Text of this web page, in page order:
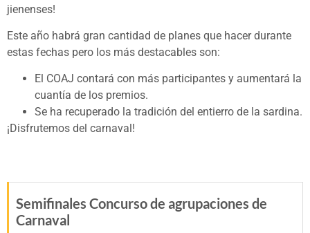
jienenses!
Este año habrá gran cantidad de planes que hacer durante
estas fechas pero los más destacables son:
El COAJ contará con más participantes y aumentará la
cuantía de los premios.
Se ha recuperado la tradición del entierro de la sardina.
¡Disfrutemos del carnaval!
Semifinales Concurso de agrupaciones de
Carnaval